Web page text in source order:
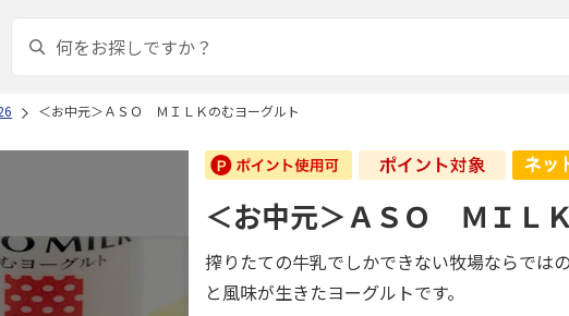
＜お中元＞ＡＳＯ ＭＩＬＫのむヨーグルト
＜お中元＞ＡＳＯ ＭＩＬ
搾りたての牛乳でしかできない牧場ならでは
と風味が生きたヨーグルトです。